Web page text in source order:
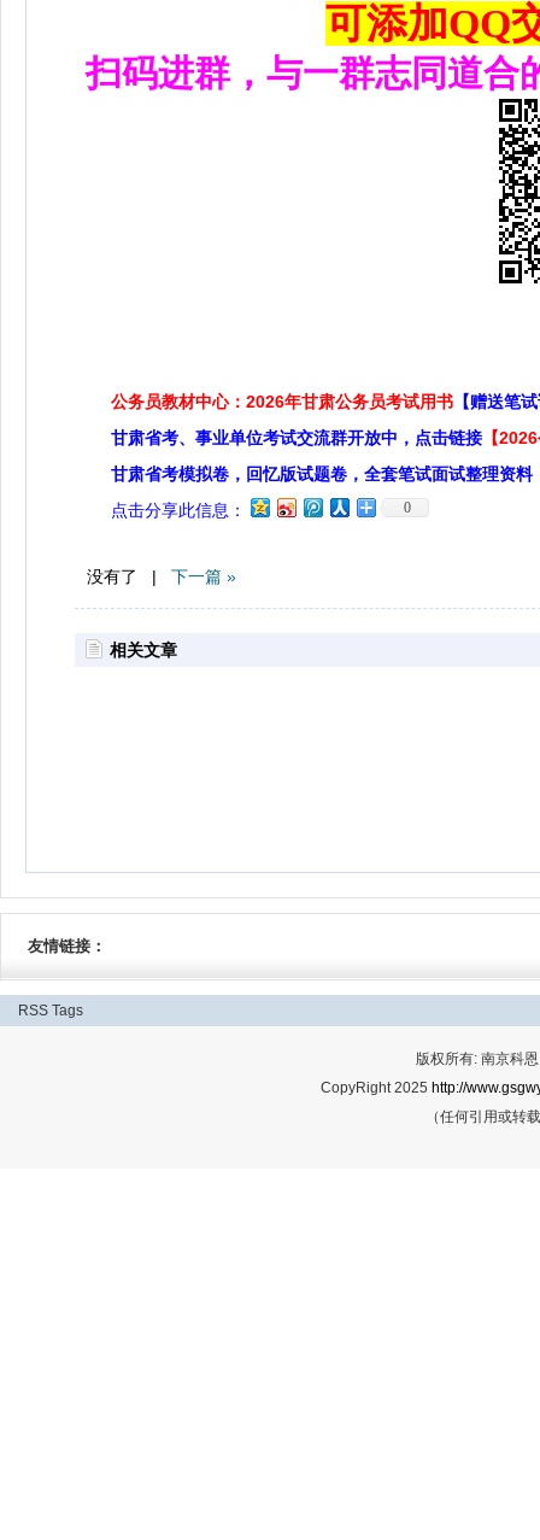
可添加QQ
扫码进群，与一群志同道合
公务员教材中心：2026年甘肃公务员考试用书 【赠送笔
甘肃省考、事业单位考试交流群开放中，点击链接 【
甘肃省考模拟卷，回忆版试题卷，全套笔试面试整理资料
点击分享此信息：
0
没有了 | 下一篇 »
相关文章
友情链接：
RSS Tags
版权所有: 南京科
CopyRight 2025 http://
（任何引用或转